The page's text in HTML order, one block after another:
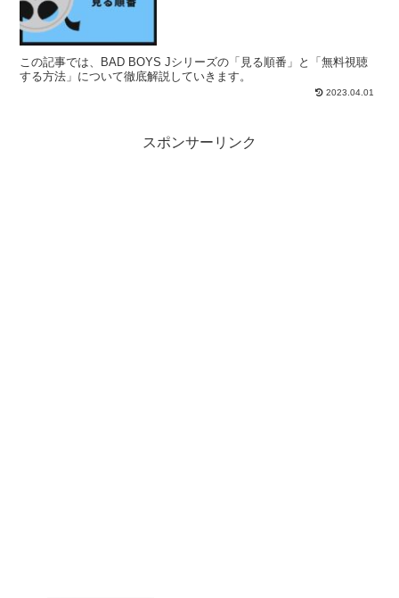
この記事では、BAD BOYS Jシリーズの「見る順番」と「無料視聴
する方法」について徹底解説していきます。
2023.04.01
スポンサーリンク